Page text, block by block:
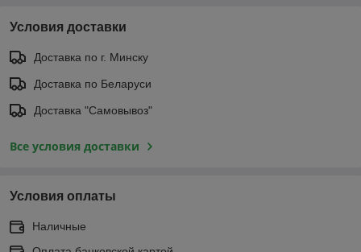
Условия доставки
Доставка по г. Минску
Доставка по Беларуси
Доставка "Самовывоз"
Все условия доставки
Условия оплаты
Наличные